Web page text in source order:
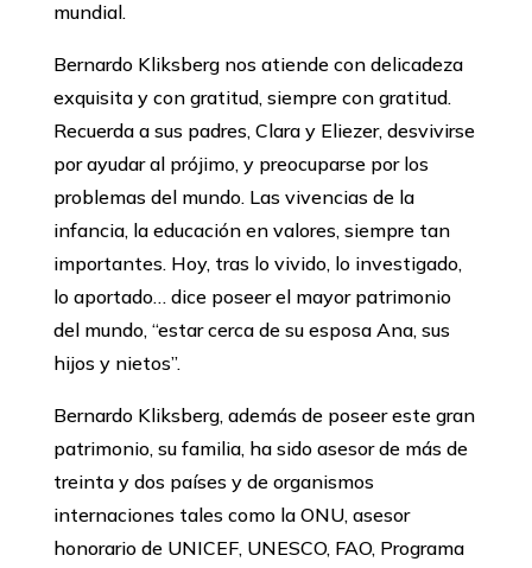
mundial.
Bernardo Kliksberg nos atiende con delicadeza
exquisita y con gratitud, siempre con gratitud.
Recuerda a sus padres, Clara y Eliezer, desvivirse
por ayudar al prójimo, y preocuparse por los
problemas del mundo. Las vivencias de la
infancia, la educación en valores, siempre tan
importantes. Hoy, tras lo vivido, lo investigado,
lo aportado… dice poseer el mayor patrimonio
del mundo, “estar cerca de su esposa Ana, sus
hijos y nietos”.
Bernardo Kliksberg, además de poseer este gran
patrimonio, su familia, ha sido asesor de más de
treinta y dos países y de organismos
internaciones tales como la ONU, asesor
honorario de UNICEF, UNESCO, FAO, Programa